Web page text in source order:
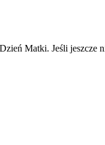
Matki. Jeśli jeszcze